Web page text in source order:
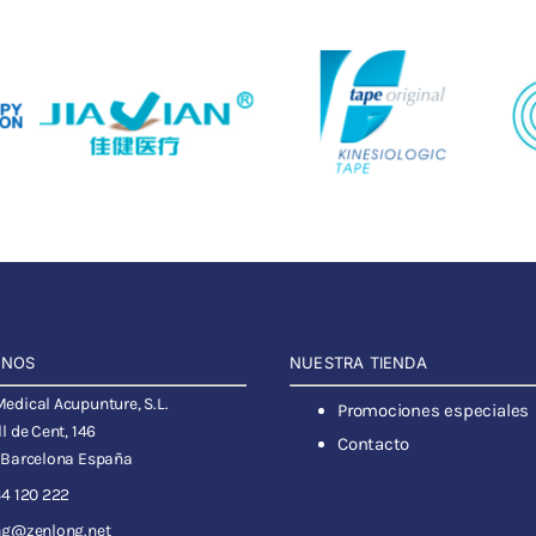
Acupunture, S.L.
de Cent, 146
España
120 222
NUESTRA TIENDA
Promociones especiales
Contacto